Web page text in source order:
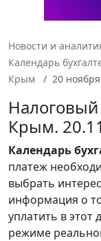
Новости и
Календарь
Крым
20
Налоговый
Крым.
Календарь
платеж
выбрать
информация о
уплатить в этот
режиме